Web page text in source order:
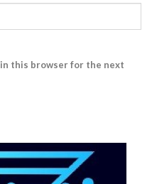
in this browser for the next